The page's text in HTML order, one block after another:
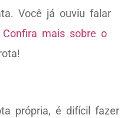
Você já ouviu falar
Confira mais sobre o
própria, é difícil fazer